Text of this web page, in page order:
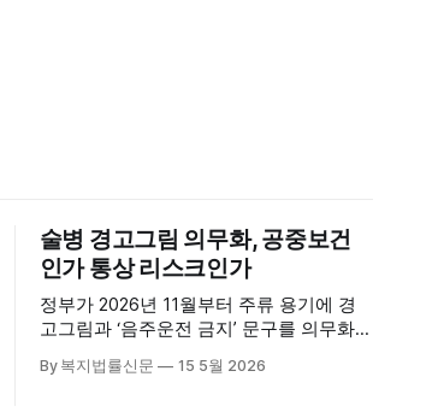
술병 경고그림 의무화, 공중보건
인가 통상 리스크인가
정부가 2026년 11월부터 주류 용기에 경
고그림과 ‘음주운전 금지’ 문구를 의무화하
별개로 산업·통상 측면의 파장이 주목되고
By 복지법률신문 15 5월 2026